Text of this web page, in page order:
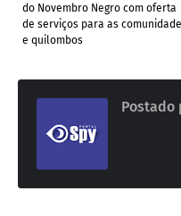
do Novembro Negro com oferta
de serviços para as
e quilombos
Postado